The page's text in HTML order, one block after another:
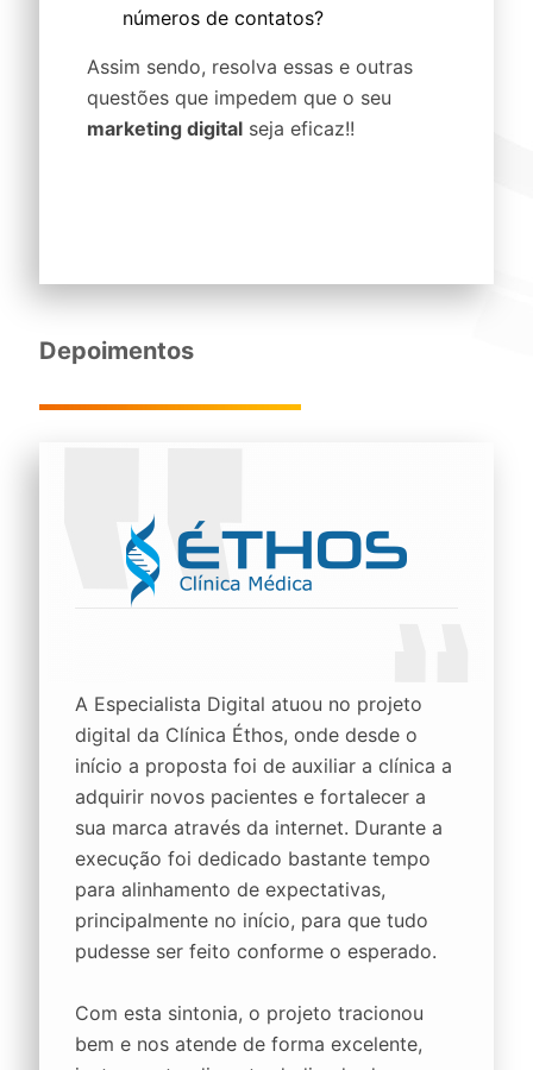
números de contatos?
Assim sendo, resolva essas e outras
questões que impedem que o seu
marketing digital seja eficaz!!
Depoimentos
A Especialista Digital atuou no projeto
digital da Clínica Éthos, onde desde o
início a proposta foi de auxiliar a clínica a
adquirir novos pacientes e fortalecer a
sua marca através da internet. Durante a
execução foi dedicado bastante tempo
para alinhamento de expectativas,
principalmente no início, para que tudo
pudesse ser feito conforme o esperado.
Com esta sintonia, o projeto tracionou
bem e nos atende de forma excelente,